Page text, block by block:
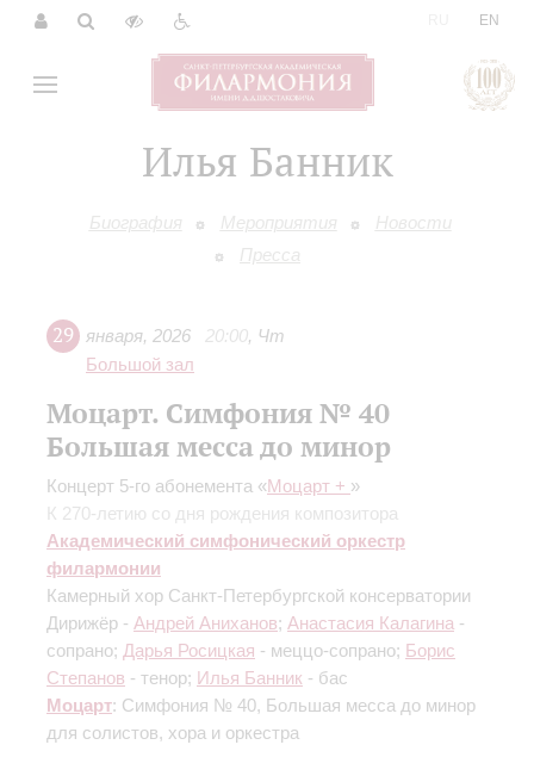
EN
Илья Банник
Биография Мероприятия
Новости
Пресса
29 января, 2026 20:00, Чт
Большой зал
Моцарт. Симфония № 40
Большая месса до минор
Концерт 5-го абонемента «Моцарт + »
К 270-летию со дня рождения композитора
Академический симфонический оркестр
филармонии
Камерный хор Санкт-Петербургской консерватории
Дирижёр - Андрей Аниханов; Анастасия Калагина -
сопрано; Дарья Росицкая - меццо-сопрано; Борис
Степанов - тенор; Илья Банник - баc
Моцарт: Симфония № 40, Большая месса до минор
для солистов, хора и оркестра